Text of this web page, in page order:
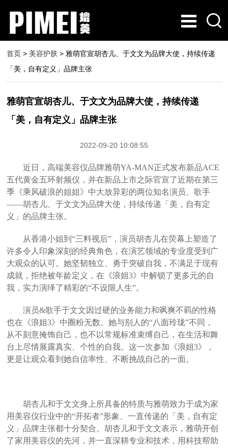
首页 > 美容护肤 > 雅萌官宣胡杏儿、于文文为品牌大使，持续传递
「美，自有定义」品牌主张
雅萌官宣胡杏儿、于文文为品牌大使，持续传递
「美，自有定义」品牌主张
2022-09-20 10:08:55
​近日，高端美容仪品牌雅萌YA-MAN正式发布新品ACE
五代黄金五环射频仪，并在新品上市之际官宣了近期在第三
季《乘风破浪的姐姐》中大放异彩的两位知名演员、歌手
——胡杏儿、于文文为品牌大使，持续传递「美，自有定
义」的品牌主张。
从香港小姐到“三料视后”，演员胡杏儿在荧幕上塑造了
许多令人印象深刻的经典角色，在演艺领域的专业度受到广
大观众的认可。她坚韧独立、勇于突破自我，不满足于现有
成就，拒绝被年龄定义，在《浪姐3》中解锁了更多元的自
我，实力演绎了精彩的“不设限人生”。
演员&歌手于文文因过硬的业务能力和飒爽不羁的性格
也在《浪姐3》中圈粉无数。她与别人的“八面玲珑”不同，
从不刻意掩饰自己，也不以常规标准束缚自己，在生活和舞
台上尽情展露真实、个性的自我。这一次参加《浪姐3》，
更是让观众看到她自信率性、不断挑战自己的一面。
胡杏儿和于文文身上所具备的特质与雅萌致力于成为家
用美容仪行业中的“开拓者”形象、一直传递的「美，自有定
义」品牌主张都十分契合。胡杏儿和于文文表示，雅萌开创
了家用美容仪的先河，并一直深耕专业和技术，用科技帮助